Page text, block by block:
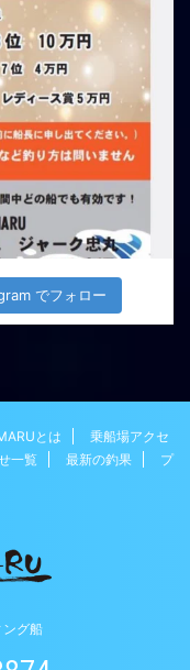
でフォロー
とは
乗船場アクセ
一覧 最新の釣果
プ
ング船